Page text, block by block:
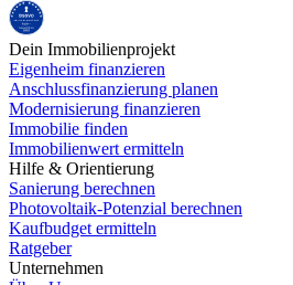
Dein Immobilienprojekt
Eigenheim finanzieren
Anschlussfinanzierung planen
Modernisierung finanzieren
Immobilie finden
Immobilienwert ermitteln
Hilfe & Orientierung
Sanierung berechnen
Photovoltaik-Potenzial berechnen
Kaufbudget ermitteln
Ratgeber
Unternehmen